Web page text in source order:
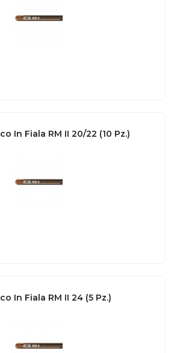
In Fiala RM II 20/22 (10 Pz.)
In Fiala RM II 24 (5 Pz.)